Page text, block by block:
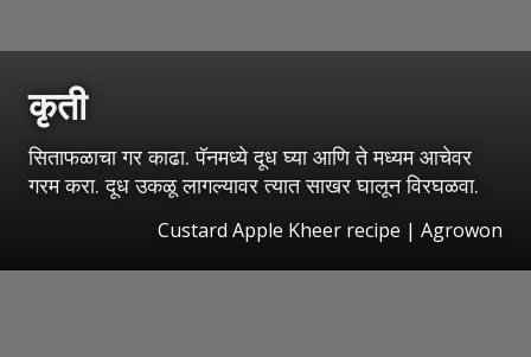
कृती
सिताफळाचा गर काढा. पॅनमध्ये दूध घ्या आणि ते मध्यम आचेवर
गरम करा. दूध उकळू लागल्यावर त्यात साखर घालून विरघळवा.
Custard Apple Kheer recipe | Agrowon